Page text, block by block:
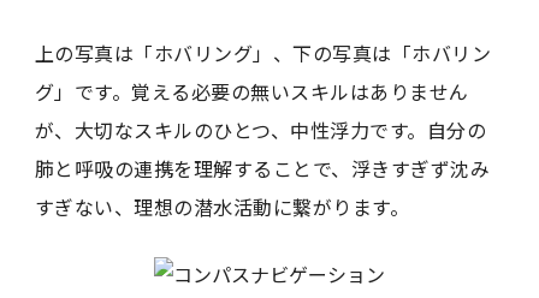
上の写真は「ホバリング」、下の写真は「ホバリン
グ」です。覚える必要の無いスキルはありません
が、大切なスキルのひとつ、中性浮力です。自分の
肺と呼吸の連携を理解することで、浮きすぎず沈み
すぎない、理想の潜水活動に繋がります。